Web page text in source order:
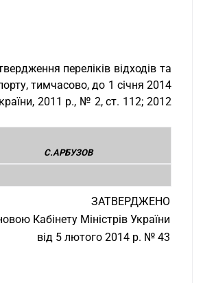
переліків відходів та
тимчасово, до 1 січня 2014
2011 р., № 2, ст. 112; 2012
С.АРБУЗОВ
ЗАТВЕРДЖЕНО
Кабінету Міністрів України
від 5 лютого 2014 р. № 43